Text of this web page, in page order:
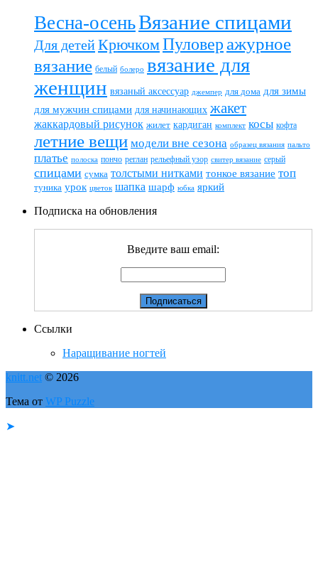
Весна-осеньВязание спицами
Для детейКрючкомПуловер ажурное
вязание белый болеро вязание для
женщин вязаный аксессуар джемпер для дома для зимы
для мужчин спицами для начинающих жакет
жаккардовый рисунок жилет кардиган комплект косы кофта
летние вещи модели вне сезона образец вязания пальто
платье полоска пончо реглан рельефный узор свитер вязание серый
спицами сумка толстыми нитками тонкое вязание топ
туника урок цветок шапка шарф юбка яркий
Подписка на обновления
Введите ваш email:
Ссылки
Наращивание ногтей
knitt.net © 2026
Тема от WP Puzzle
➤